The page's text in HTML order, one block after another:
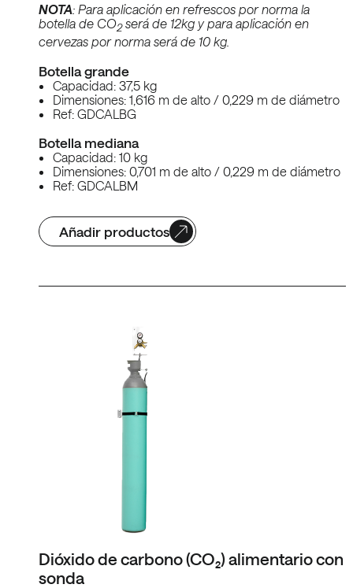
NOTA: Para aplicación en refrescos por norma la
botella de CO2será de 12kg y para aplicación en
cervezas por norma será de 10 kg.
Botella grande
Capacidad: 37,5 kg
Dimensiones: 1,616 m de alto / 0,229 m de diámetro
Ref: GDCALBG
Botella mediana
Capacidad: 10 kg
Dimensiones: 0,701 m de alto / 0,229 m de diámetro
Ref: GDCALBM
Añadir productos
Dióxido de carbono (CO₂) alimentario con
sonda